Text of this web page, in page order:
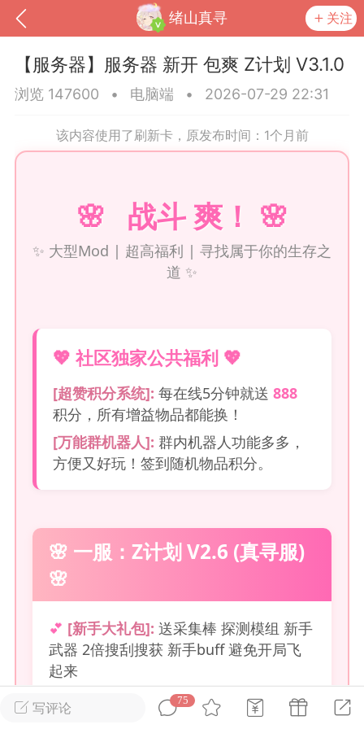
绪山真寻 关注
攻略教程
Lv.8
02-10 15:45
电脑端
禁止发布联机可用的作弊模组，
单机辅助引流私下售卖服务器外挂！
作弊模组在联机服务器使用,为了维护游
环境，中文网特此发布以下声明，规范
模组的发布行为：1. *...
72 2.22w
大人
Lv.8
写评论
75
【服务器】服务器 新开 包爽 Z计划 V3.1.0
浏览 147600 • 电脑端 • 2026-07-29 22:31
该内容使用了刷新卡，原发布时间：1个月前
🌸 战斗 爽！ 🌸
✨ 大型Mod | 超高福利 | 寻找属于你的生存之
道 ✨
💖 社区独家公共福利 💖
[超赞积分系统]: 每在线5分钟就送 888
积分，所有增益物品都能换！
[万能群机器人]: 群内机器人功能多多，
方便又好玩！签到随机物品积分。
🌸 一服：Z计划 V2.6 (真寻服)
🌸
💕 [新手大礼包]: 送采集棒 探测模组 新手
武器 2倍搜刮搜获 新手buff 避免开局飞
起来
💕 [资源装备]:
多倍搜刮采集、多插槽模
组、解除模组限制 刷宝无限 海克斯